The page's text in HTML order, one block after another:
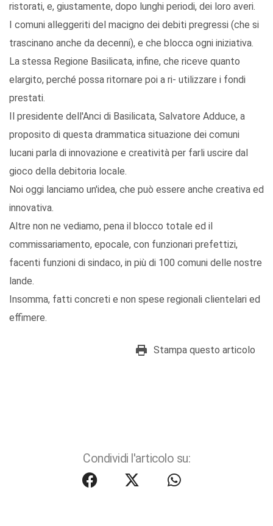
ristorati, e, giustamente, dopo lunghi periodi, dei loro averi.
I comuni alleggeriti del macigno dei debiti pregressi (che si
trascinano anche da decenni), e che blocca ogni iniziativa.
La stessa Regione Basilicata, infine, che riceve quanto
elargito, perché possa ritornare poi a ri- utilizzare i fondi
prestati.
Il presidente dell'Anci di Basilicata, Salvatore Adduce, a
proposito di questa drammatica situazione dei comuni
lucani parla di innovazione e creatività per farli uscire dal
gioco della debitoria locale.
Noi oggi lanciamo un'idea, che può essere anche creativa ed
innovativa.
Altre non ne vediamo, pena il blocco totale ed il
commissariamento, epocale, con funzionari prefettizi,
facenti funzioni di sindaco, in più di 100 comuni delle nostre
lande.
Insomma, fatti concreti e non spese regionali clientelari ed
effimere.
Stampa questo articolo
Condividi l'articolo su: